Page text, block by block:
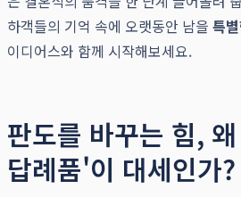
하객들의 기억 속에 오랫동안 남을 특
이디어스와 함께 시작해보세요.
판도를 바꾸는 힘,
답례품'이 대세인가?